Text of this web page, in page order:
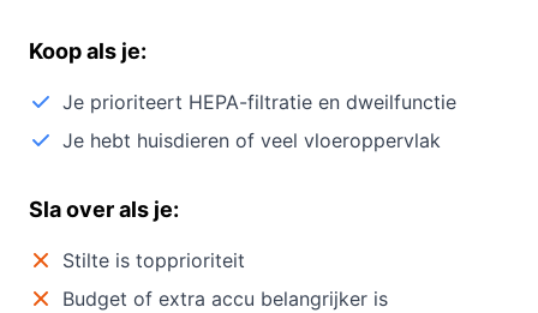
Koop als je:
Je prioriteert HEPA-filtratie en dweilfunctie
Je hebt huisdieren of veel vloeroppervlak
Sla over als je:
Stilte is topprioriteit
Budget of extra accu belangrijker is